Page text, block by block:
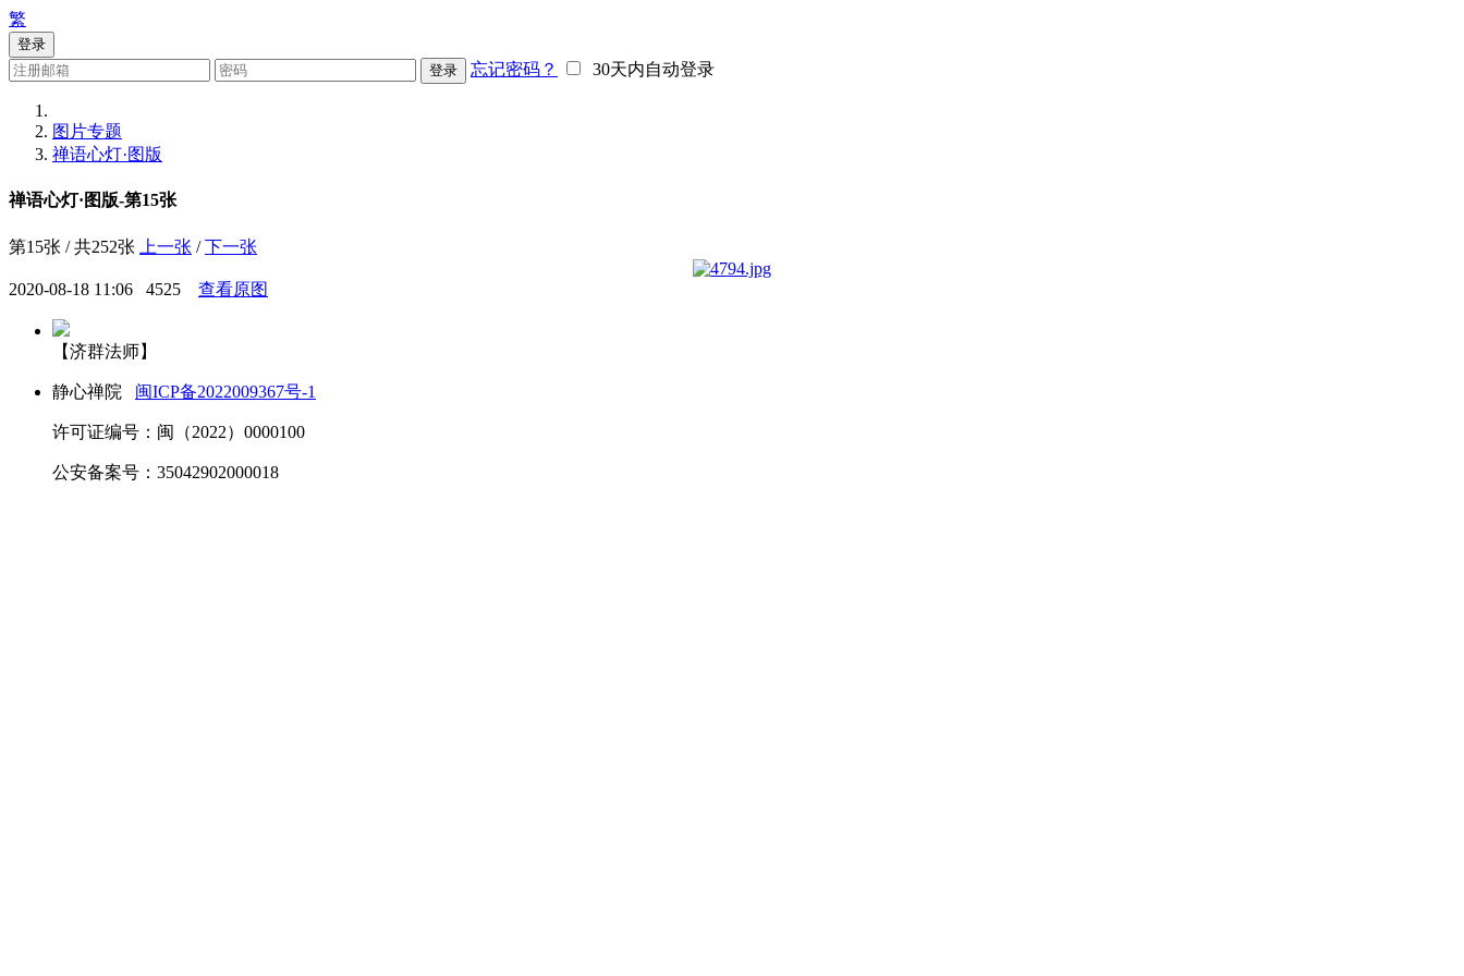
繁
登录
登录
忘记密码？ 30天内自动登录
图片专题
禅语心灯·图版
禅语心灯·图版-第15张
第15张 / 共252张 上一张 /下一张
2020-08-18 11:06 4525 查看原图
【济群法师】
静心禅院 闽ICP备2022009367号-1
许可证编号：闽（2022）0000100
公安备案号：35042902000018